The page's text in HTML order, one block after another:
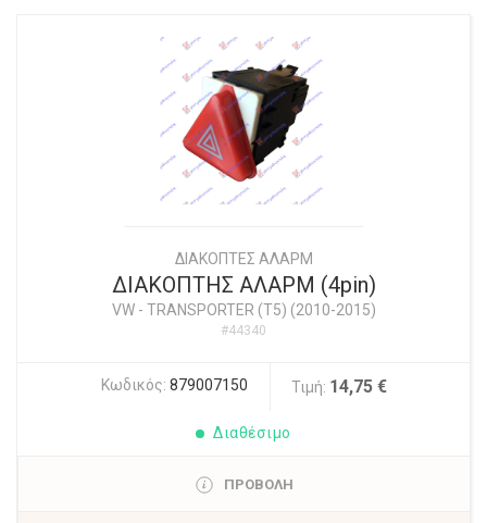
ΔΙΑΚΟΠΤΕΣ ΑΛΑΡΜ
ΔΙΑΚΟΠΤΗΣ ΑΛΑΡΜ (4pin)
VW- TRANSPORTER (T5) (2010-2015)
#44340
Κωδικός: 879007150 Τιμή: 14,75 €
Διαθέσιμο
ΠΡΟΒΟΛΗ